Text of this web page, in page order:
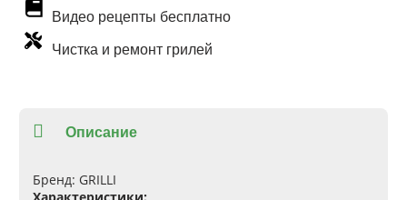
Видео рецепты бесплатно
Чистка и ремонт грилей
Описание
Бренд: GRILLI